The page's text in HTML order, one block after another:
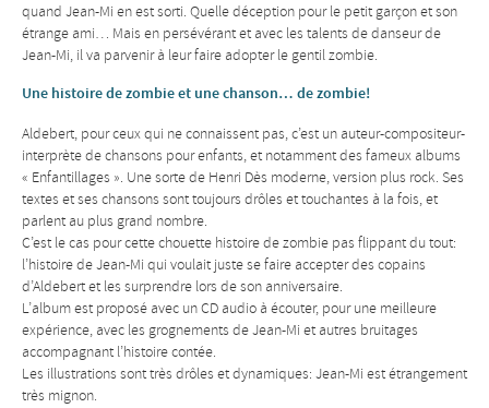
quand Jean-Mi en est sorti. Quelle déception pour le petit garçon et son
étrange ami… Mais en persévérant et avec les talents de danseur de
Jean-Mi, il va parvenir à leur faire adopter le gentil zombie.
Une histoire de zombie et une chanson… de zombie!
Aldebert, pour ceux qui ne connaissent pas, c’est un auteur-compositeur-
interprète de chansons pour enfants, et notamment des fameux albums
« Enfantillages ». Une sorte de Henri Dès moderne, version plus rock. Ses
textes et ses chansons sont toujours drôles et touchantes à la fois, et
parlent au plus grand nombre.
C’est le cas pour cette chouette histoire de zombie pas flippant du tout:
l’histoire de Jean-Mi qui voulait juste se faire accepter des copains
d’Aldebert et les surprendre lors de son anniversaire.
L’album est proposé avec un CD audio à écouter, pour une meilleure
expérience, avec les grognements de Jean-Mi et autres bruitages
accompagnant l’histoire contée.
Les illustrations sont très drôles et dynamiques: Jean-Mi est étrangement
très mignon.